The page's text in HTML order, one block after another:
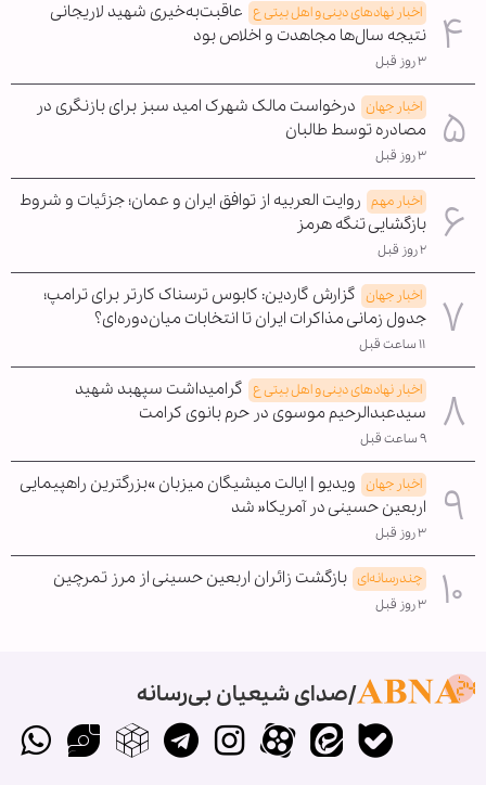
اخبار نهادهای دینی و اهل بیتی ع عاقبت‌به‌خیری شهید لاریجانی
نتیجه سال‌ها مجاهدت و اخلاص بود
۳ روز قبل
اخبار جهان درخواست مالک شهرک امید سبز برای بازنگری در
مصادره توسط طالبان
۳ روز قبل
اخبار مهم روایت العربیه از توافق ایران و عمان؛ جزئیات و شروط
بازگشایی تنگه هرمز
۲ روز قبل
اخبار جهان گزارش گاردین: کابوس ترسناک کارتر برای ترامپ؛
جدول زمانی مذاکرات ایران تا انتخابات میان‌دوره‌ای؟
۱۱ ساعت قبل
اخبار نهادهای دینی و اهل بیتی ع گرامیداشت سپهبد شهید
سیدعبدالرحیم موسوی در حرم بانوی کرامت
۹ ساعت قبل
اخبار جهان ویدیو | ایالت میشیگان میزبان »بزرگترین راهپیمایی
اربعین حسینی در آمریکا« شد
۳ روز قبل
چندرسانه‌ای بازگشت زائران اربعین حسینی از مرز تمرچین
۳ روز قبل
صدای شیعیان بی‌رسانه